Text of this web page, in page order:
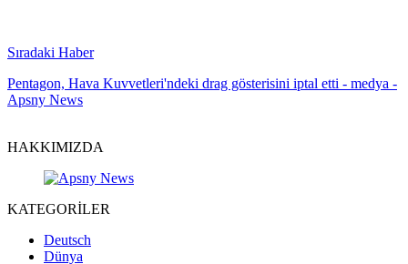
Sıradaki Haber
Pentagon, Hava Kuvvetleri'ndeki drag gösterisini iptal etti - medya -
Apsny News
HAKKIMIZDA
KATEGORİLER
Deutsch
Dünya